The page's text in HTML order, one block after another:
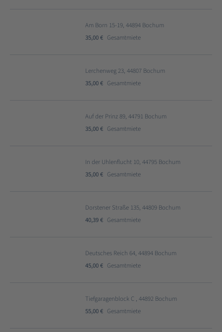
Am Born 15-19, 44894 Bochum
35,00 € Gesamtmiete
Lerchenweg 23, 44807 Bochum
35,00 € Gesamtmiete
Auf der Prinz 89, 44791 Bochum
35,00 € Gesamtmiete
In der Uhlenflucht 10, 44795 Bochum
35,00 € Gesamtmiete
Dorstener Straße 135, 44809 Bochum
40,39 € Gesamtmiete
Deutsches Reich 64, 44894 Bochum
45,00 € Gesamtmiete
Tiefgaragenblock C , 44892 Bochum
55,00 € Gesamtmiete